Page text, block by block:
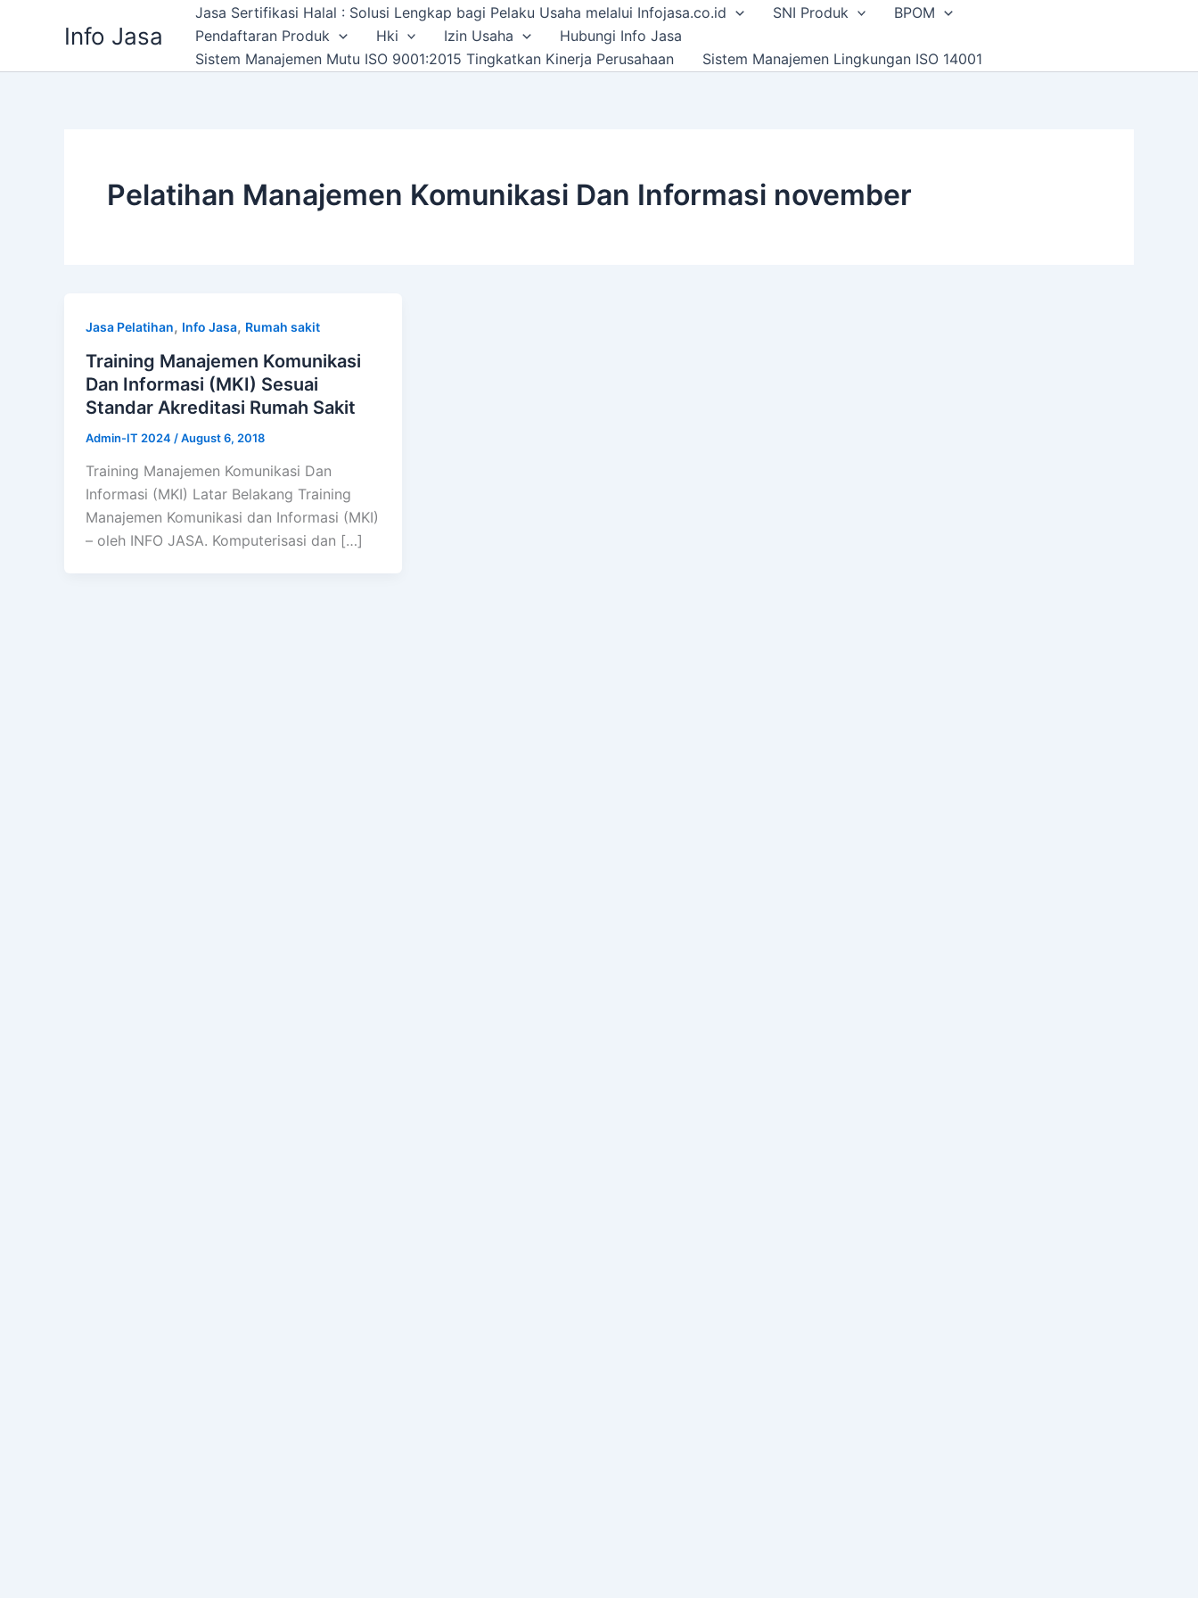
Info Jasa
Jasa Sertifikasi Halal : Solusi Lengkap bagi Pelaku Usaha melalui Infojasa.co.id SNI Produk
BPOM
Pendaftaran Produk
Hki Izin Usaha
Hubungi Info Jasa
Sistem Manajemen Mutu ISO 9001:2015 Tingkatkan Kinerja Perusahaan
Sistem Manajemen Lingkungan ISO 14001
Pelatihan Manajemen Komunikasi Dan Informasi november
Jasa Pelatihan, Info Jasa, Rumah sakit
Training Manajemen Komunikasi
Dan Informasi (MKI) Sesuai
Standar Akreditasi Rumah Sakit
Admin-IT 2024 /August 6, 2018
Training Manajemen Komunikasi Dan
Informasi (MKI) Latar Belakang Training
Manajemen Komunikasi dan Informasi (MKI)
– oleh INFO JASA. Komputerisasi dan […]